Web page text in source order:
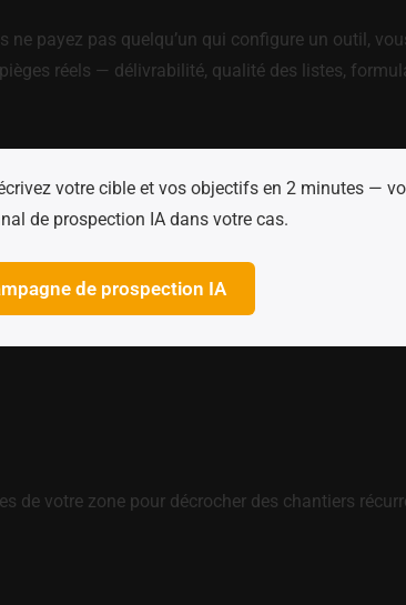
payez pas quelqu’un qui configure un outil,
réels — délivrabilité, qualité des listes,
votre cible et vos objectifs en 2 minutes —
de prospection IA dans votre cas.
de prospection IA
de votre zone pour décrocher des chantiers